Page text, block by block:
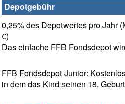
Depotgebühr
0,25% des Depotwertes pro Jahr
€)
Das einfache FFB Fondsdepot
FFB Fondsdepot Junior:
in dem das Kind seinen 18.